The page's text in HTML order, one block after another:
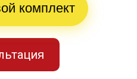
комплект